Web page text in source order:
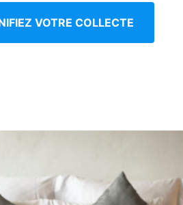
VOTRE COLLECTE